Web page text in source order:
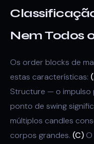
Nem Todos
Os order blocks de
estas características:
Structure — o impulso
ponto de swing
múltiplos candles
corpos grandes. (C)